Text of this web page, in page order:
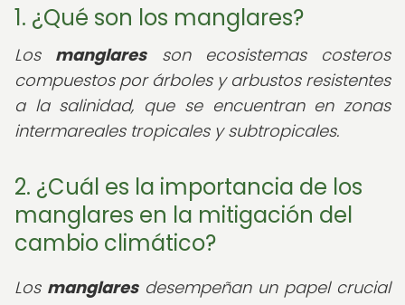
1. ¿Qué son los manglares?
Los manglaresson ecosistemas costeros
compuestos por árboles y arbustos resistentes
a la salinidad, que se encuentran en zonas
intermareales tropicales y subtropicales.
2. ¿Cuál es la importancia de los
manglares en la mitigación del
cambio climático?
Los manglaresdesempeñan un papel crucial